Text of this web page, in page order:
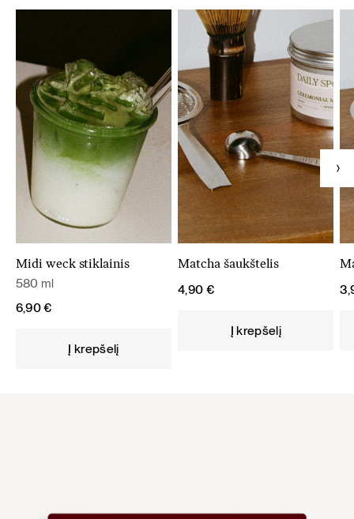
Midi weck stiklainis
580 ml
6,90€
Į krepšelį
Matcha šaukštelis
4,90 €
Į krepšelį